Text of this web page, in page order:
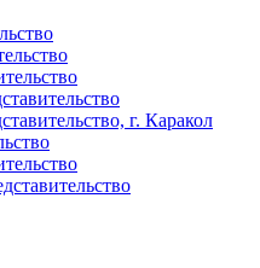
г. Каракол